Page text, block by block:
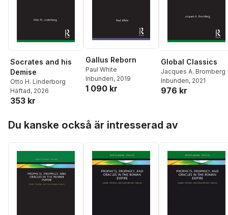
Socrates and his
Demise
Otto H. Linderborg
Häftad, 2026
353 kr
Gallus Reborn
Paul White
Inbunden, 2019
1 090 kr
Global Classics
Jacques A. Bromberg
Inbunden, 2021
976 kr
Du kanske också är intresserad av